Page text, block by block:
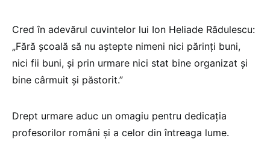
Cred în adevărul cuvintelor lui Ion Heliade Rădulescu:
„Fără școală să nu aștepte nimeni nici părinți buni,
nici fii buni, și prin urmare nici stat bine organizat și
bine cârmuit și păstorit.”
Drept urmare aduc un omagiu pentru dedicația
profesorilor români și a celor din întreaga lume.